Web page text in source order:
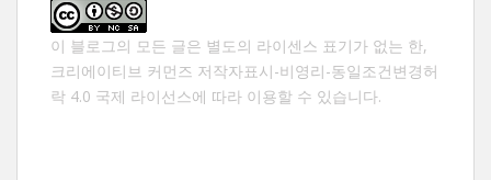
이 블로그의 모든 글은 별도의 라이센스 표기가 없는 한,
크리에이티브 커먼즈 저작자표시-비영리-동일조건변경허
락 4.0 국제 라이선스에 따라 이용할 수 있습니다.